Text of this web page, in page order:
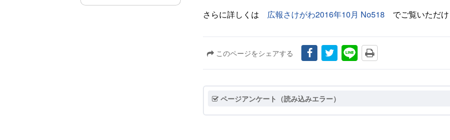
さらに詳しくは 広報さけがわ2016年10月 No518 でご覧いただ
このページをシェアする
ページアンケート（読み込みエラー）